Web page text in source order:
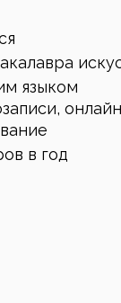
языком
онлайн
в год